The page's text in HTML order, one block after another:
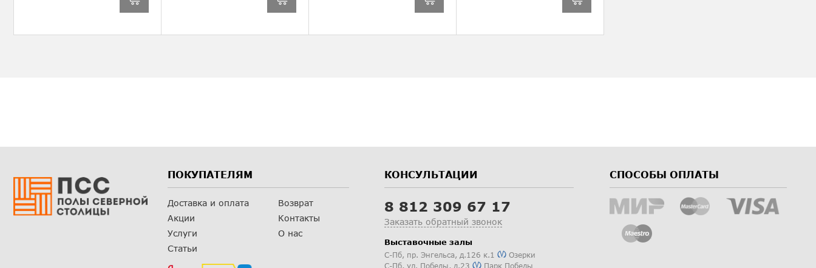
ПОКУПАТЕЛЯМ
Доставка и оплата
Акции
Услуги
Статьи
Возврат
Контакты
О нас
КОНСУЛЬТАЦИИ
8 812 309 67 17
Заказать обратный звонок
Выставочные залы
С-Пб, пр. Энгельса, д.126 к.1
Озерки
С-Пб, ул. Победы, д.23 Парк Победы
СПОСОБЫ ОПЛАТЫ